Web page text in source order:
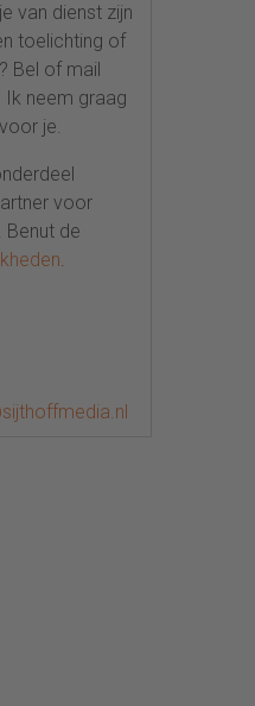
van dienst zijn
toelichting of
Bel of mail
Ik neem graag
je.
voor
Benut de
.